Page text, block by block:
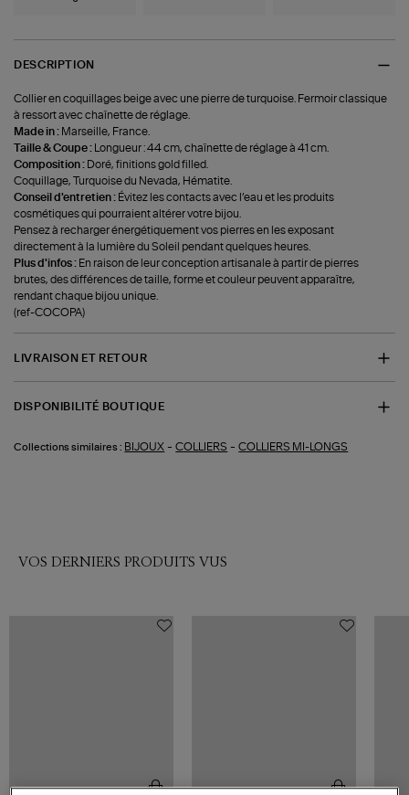
DESCRIPTION
Collier en coquillages beige avec une pierre de turquoise. Fermoir classique
à ressort avec chaînette de réglage.
Made in : Marseille, France.
Taille & Coupe :
Longueur : 44 cm, chaînette de réglage à 41 cm.
Composition : Doré, finitions gold filled.
Coquillage, Turquoise du Nevada, Hématite.
Conseil d'entretien : Évitez les contacts avec l’eau et les produits
cosmétiques qui pourraient altérer votre bijou.
Pensez à recharger énergétiquement vos pierres en les exposant
directement à la lumière du Soleil pendant quelques heures.
Plus d'infos : En raison de leur conception artisanale à partir de pierres
brutes, des différences de taille, forme et couleur peuvent apparaître,
rendant chaque bijou unique.
(ref-COCOPA)
LIVRAISON ET RETOUR
DISPONIBILITÉ BOUTIQUE
Collections similaires : BIJOUX -COLLIERS -COLLIERS MI-LONGS
VOS DERNIERS PRODUITS VUS